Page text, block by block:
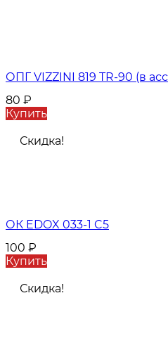
ОПГ VIZZINI 819 TR-90 (в
80 ₽
Купить
Скидка!
ОК EDOX 033-1 C5
100 ₽
Купить
Скидка!